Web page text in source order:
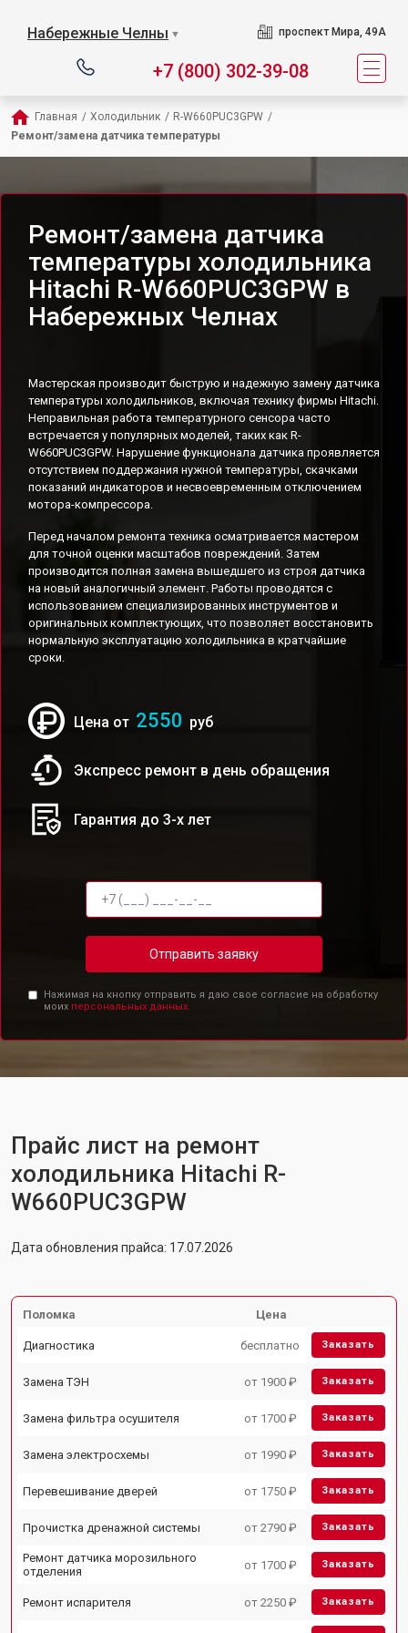
Набережные Челны ▼ проспект Мира, 49А
+7 (800) 302-39-08
Главная / Холодильник / R-W660PUC3GPW /
Ремонт/замена датчика температуры
Ремонт/замена датчика
температуры холодильника
Hitachi R-W660PUC3GPW в
Набережных Челнах
Мастерская производит быструю и надежную замену датчика
температуры холодильников, включая технику фирмы Hitachi.
Неправильная работа температурного сенсора часто
встречается у популярных моделей, таких как R-
W660PUC3GPW. Нарушение функционала датчика проявляется
отсутствием поддержания нужной температуры, скачками
показаний индикаторов и несвоевременным отключением
мотора-компрессора.
Перед началом ремонта техника осматривается мастером
для точной оценки масштабов повреждений. Затем
производится полная замена вышедшего из строя датчика
на новый аналогичный элемент. Работы проводятся с
использованием специализированных инструментов и
оригинальных комплектующих, что позволяет восстановить
нормальную эксплуатацию холодильника в кратчайшие
сроки.
Цена от 2550 руб
Экспресс ремонт в день обращения
Гарантия до 3-х лет
Отправить заявку
Нажимая на кнопку отправить я даю свое согласие на обработку
моих персональных данных.
Прайс лист на ремонт
холодильника Hitachi R-
W660PUC3GPW
Дата обновления прайса: 17.07.2026
Поломка Цена
Диагностика бесплатно Заказать
Замена ТЭН от 1900 ₽ Заказать
Замена фильтра осушителя от 1700 ₽ Заказать
Замена электросхемы от 1990 ₽ Заказать
Перевешивание дверей от 1750 ₽ Заказать
Прочистка дренажной системы от 2790 ₽ Заказать
Ремонт датчика морозильного
отделения
от 1700 ₽ Заказать
Ремонт испарителя от 2250 ₽ Заказать